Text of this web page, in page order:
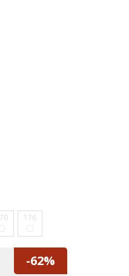
176
-62%